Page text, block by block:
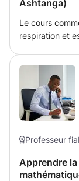
Ashtanga)
Le cours
respiration et
Le cours est
de multiples
j'accompagne
construire son
Professeur
Apprendre